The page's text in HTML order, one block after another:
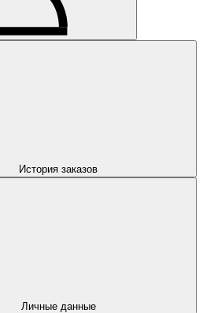
История заказов
Личные данные